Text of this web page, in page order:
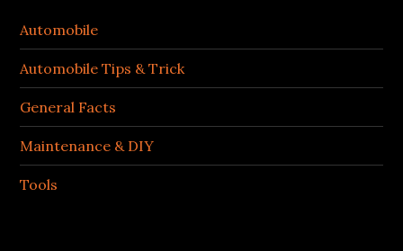
Automobile
Automobile Tips & Trick
General Facts
Maintenance & DIY
Tools